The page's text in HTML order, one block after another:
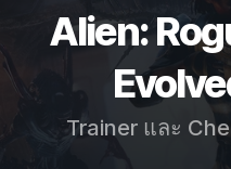
Alien:
Trainer และ